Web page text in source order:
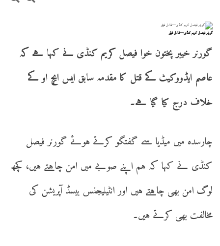
گورنر فیصل کریم کنڈی—فائل فوٹو
گورنر خیبر پختون خوا فیصل کریم کنڈی نے کہا ہے کہ
عاصم ایڈووکیٹ کے قتل کا مقدمہ سابق ایس ایچ او کے
خلاف درج کیا گیا ہے۔
چارسدہ میں میڈیا سے گفتگو کرتے ہوئے گورنر فیصل
کنڈی نے کہا کہ ہم اپنے صوبے میں امن چاہتے ہیں، کچھ
لوگ امن بھی چاہتے ہیں اور انٹیلیجنس بیسڈ آپریشن کی
مخالفت بھی کرتے ہیں۔